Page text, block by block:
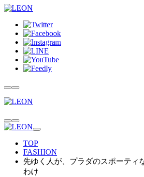
TOP
FASHION
先ゆく人が、プラダのスポーティ
わけ